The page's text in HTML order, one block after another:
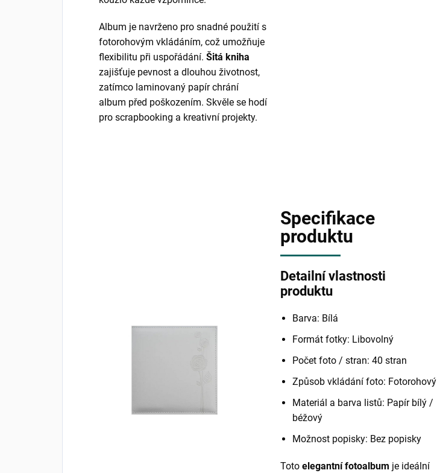
Album je navrženo pro snadné použití s
fotorohovým vkládáním, což umožňuje
flexibilitu při uspořádání. Šitá kniha
zajišťuje pevnost a dlouhou životnost,
zatímco laminovaný papír chrání
album před poškozením. Skvěle se hodí
pro scrapbooking a kreativní projekty.
Specifikace
produktu
Detailní vlastnosti
produktu
Barva: Bílá
Formát fotky: Libovolný
Počet foto / stran: 40 stran
Způsob vkládání foto: Fotorohový
Materiál a barva listů: Papír bílý /
béžový
Možnost popisky: Bez popisky
Toto elegantní fotoalbum je ideální